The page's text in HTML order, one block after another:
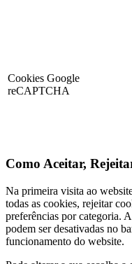
Cookies Google
reCAPTCHA
Como Aceitar,
Na primeira visita ao
todas as cookies, rejeitar
preferências por categoria.
podem ser desativadas no
funcionamento do website.